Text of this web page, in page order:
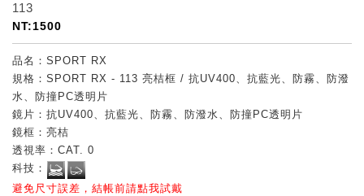
113
NT:1500
品名：SPORT RX
規格：SPORT RX - 113 亮桔框 / 抗UV400、抗藍光、防霧、防潑
水、防撞PC透明片
鏡片：抗UV400、抗藍光、防霧、防潑水、防撞PC透明片
鏡框：亮桔
透視率：CAT. 0
科技：
避免尺寸誤差，結帳前請點我試戴